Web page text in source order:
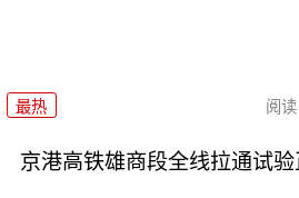
最热 阅读
京港高铁雄商段全线拉通试